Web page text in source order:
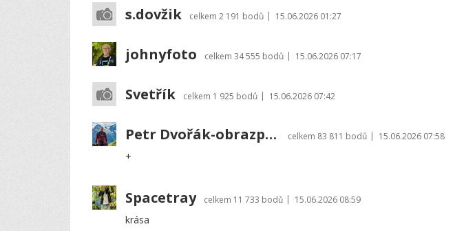
s.dovžik celkem 2 191 bodů | 15.06.2026 01:27
johnyfoto celkem 34 555 bodů | 15.06.2026 07:17
Svetřík celkem 1 925 bodů | 15.06.2026 07:42
Petr Dvořák-obrazprovas.cz celkem 83 811 bodů | 15.06.2026 07:58
+
Spacetray celkem 11 733 bodů | 15.06.2026 08:59
krása